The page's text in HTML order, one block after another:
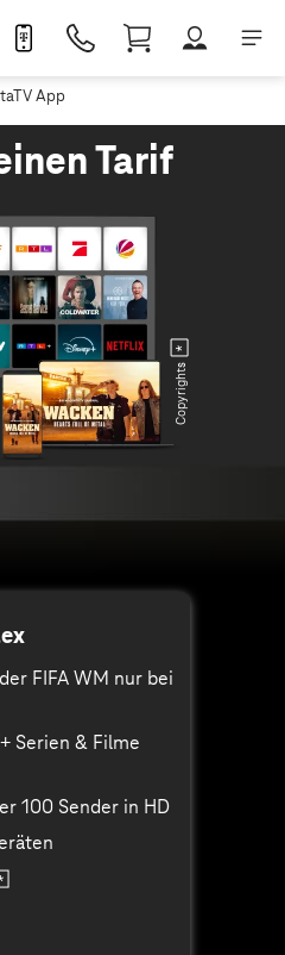
App
Tarif
Copyrights
FIFA WM nur bei
Serien & Filme
100 Sender in HD